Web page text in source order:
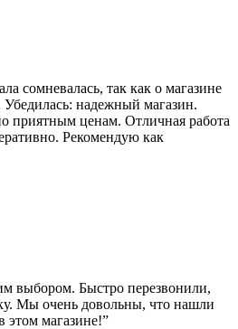
сомневалась, так как о магазине
Убедилась: надежный магазин.
приятным ценам. Отличная работа
Рекомендую как
выбором. Быстро перезвонили,
Мы очень довольны, что нашли
магазине!”